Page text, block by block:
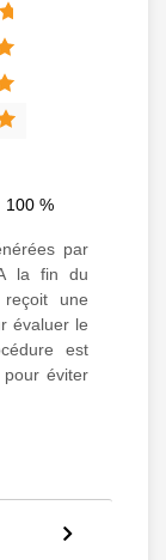
100 %
par
la fin du
une
évaluer le
est
éviter